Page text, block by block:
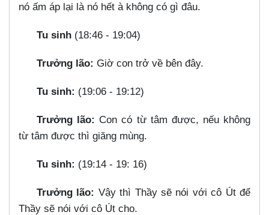
nó ấm áp lại là nó hết à không có gì đâu.
Tu sinh (18:46 - 19:04)
Trưởng lão: Giờ con trở về bên đây.
Tu sinh: (19:06 - 19:12)
Trưởng lão: Con có từ tâm được, nếu không
từ tâm được thì giăng mùng.
Tu sinh: (19:14 - 19: 16)
Trưởng lão: Vậy thì Thầy sẽ nói với cô Út để
Thầy sẽ nói với cô Út cho.